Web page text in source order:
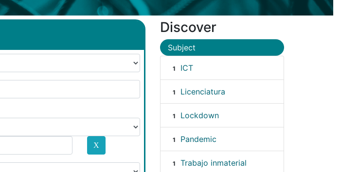
Discover
Subject
1 ICT
1 Licenciatura
1 Lockdown
1 Pandemic
1 Trabajo inmaterial